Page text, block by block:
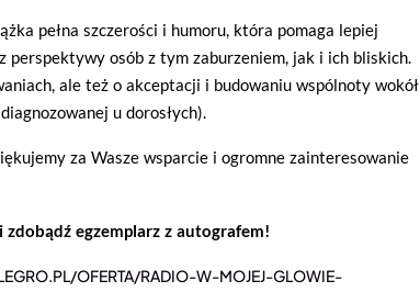
pełna szczerości i humoru, która pomaga lepiej
perspektywy osób z tym zaburzeniem, jak i ich bliskich.
ale też o akceptacji i budowaniu wspólnoty wokół
u dorosłych).
za Wasze wsparcie i ogromne zainteresowanie
egzemplarz z autografem!
OFERTA/RADIO-W-MOJEJ-GLOWIE-